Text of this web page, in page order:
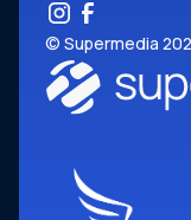
© Supermedia